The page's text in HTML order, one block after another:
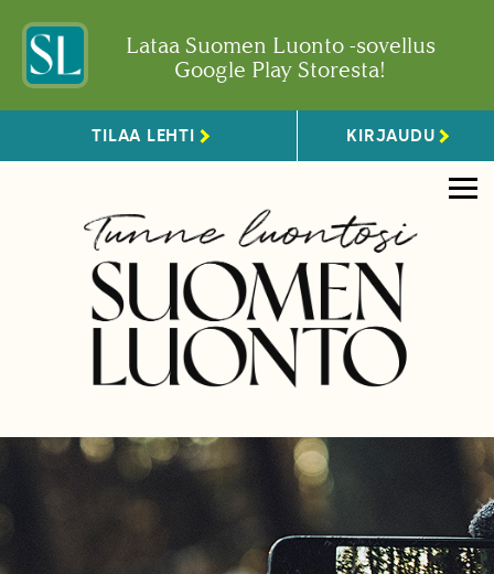
Lataa Suomen Luonto -sovellus
Google Play Storesta!
TILAA LEHTI KIRJAUDU